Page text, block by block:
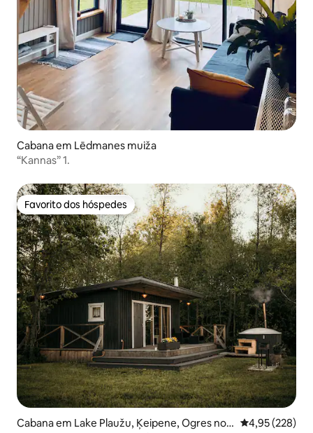
Cabana em Lēdmanes muiža
“Kannas” 1.
Favorito dos hóspedes
Favorito dos hóspedes
Cabana em Lake Plaužu, Ķeipene, Ogres nov
Classificação
4,95 (228)